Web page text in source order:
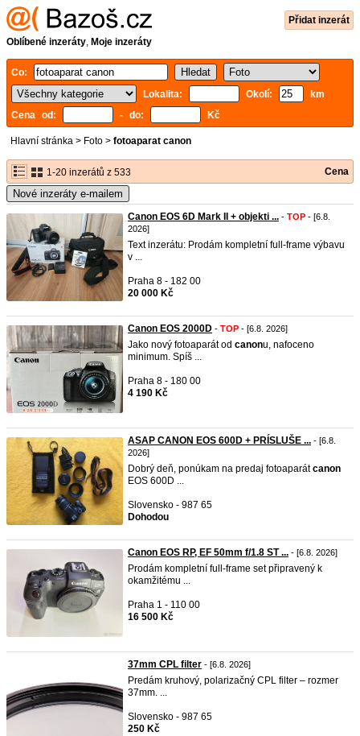
Přidat inzerát
Oblíbené inzeráty, Moje inzeráty
Co:
Lokalita:
Okolí:
km
Cena od:
- do: Kč
Hlavní stránka > Foto > fotoaparat canon
1-20 inzerátů z 533 Cena
Nové inzeráty e-mailem
Canon EOS 6D Mark II + objekti ... - TOP - [6.8.
2026]
Text inzerátu: Prodám kompletní full-frame výbavu
v ...
Praha 8 - 182 00
20 000 Kč
Canon EOS 2000D - TOP - [6.8. 2026]
Jako nový fotoaparát od canonu, nafoceno
minimum. Spíš ...
Praha 8 - 180 00
4 190 Kč
ASAP CANON EOS 600D + PRÍSLUŠE ... - [6.8.
2026]
Dobrý deň, ponúkam na predaj fotoaparátcanon
EOS 600D ...
Slovensko - 987 65
Dohodou
Canon EOS RP, EF 50mm f/1.8 ST ... - [6.8. 2026]
Prodám kompletní full-frame set připravený k
okamžitému ...
Praha 1 - 110 00
16 500 Kč
37mm CPL filter - [6.8. 2026]
Predám kruhový, polarizačný CPL filter – rozmer
37mm. ...
Slovensko - 987 65
250 Kč